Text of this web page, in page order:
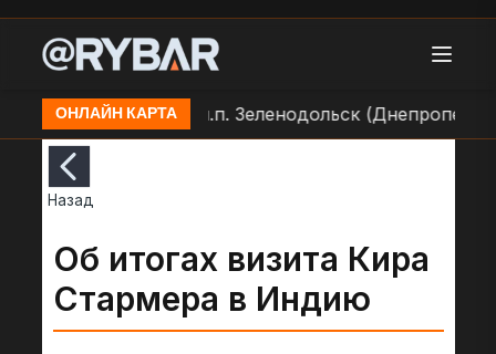
ОНЛАЙН КАРТА
позиции ВСУ в н.п. Зеленодольск
Назад
Об итогах визита Кира
Стармера в Индию